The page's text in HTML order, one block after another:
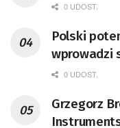
0 UDOST.
Polski
wprowadzi
0 UDOST.
Grzegorz
Instruments S.A. Fizyk,